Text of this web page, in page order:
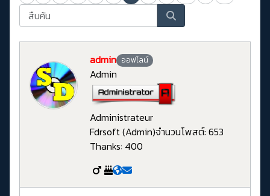
admin ออฟไลน์
Admin
Administrateur
Fdrsoft (Admin)จำนวนโพสต์: 653
Thanks: 400